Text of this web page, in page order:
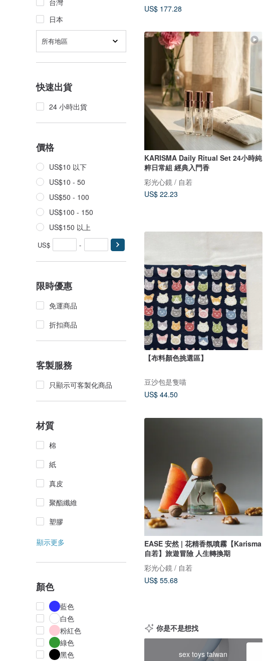
台灣
日本
所有地區
快速出貨
24 小時出貨
價格
US$10 以下
US$10 - 50
US$50 - 100
US$100 - 150
US$150 以上
US$ -
限時優惠
免運商品
折扣商品
客製服務
只顯示可客製化商品
材質
棉
紙
真皮
聚酯纖維
塑膠
顯示更多
顏色
藍色
白色
粉紅色
綠色
黑色
US$ 177.28
KARISMA Daily Ritual Set 24小時純
粹日常組 經典入門香
彩光心鏡 / 自若
US$ 22.23
【布料顏色挑選區】
豆沙包是隻喵
US$ 44.50
EASE 安然 | 花精香氛噴霧【Karisma
自若】旅遊冒險 人生轉換期
彩光心鏡 / 自若
US$ 55.68
你是不是想找
sex toys taiwan